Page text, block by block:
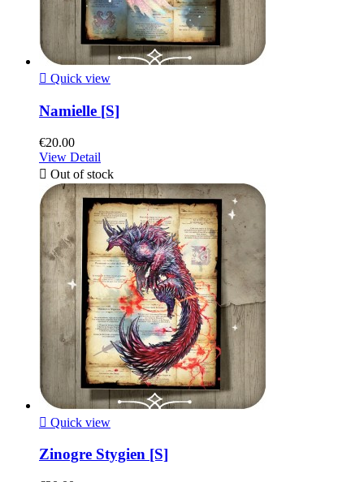
 Quick view
Namielle [S]
€20.00
View Detail
 Out of stock
 Quick view
Zinogre Stygien [S]